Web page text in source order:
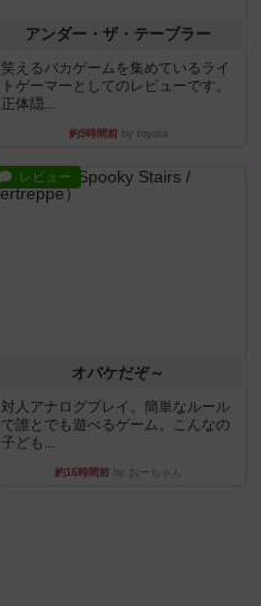
アンダー・ザ・テーブラー
笑えるバカゲームを集めているライ
トゲーマーとしてのレビューです。
正体隠...
約9時間前by toyota
レビュー
オバケだぞ～
対人アナログプレイ。簡単なルール
で誰とでも遊べるゲーム。こんなの
子ども...
約16時間前by おーちゃん